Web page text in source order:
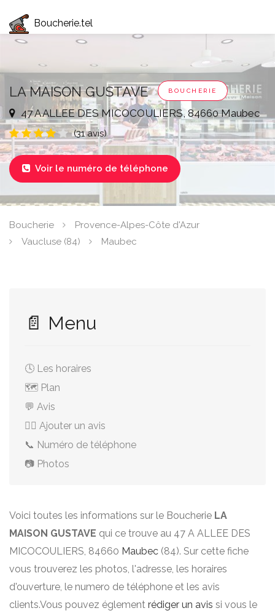
Boucherie.tel
LA MAISON GUSTAVE BOUCHERIE
47 A ALLEE DES MICOCOULIERS, 84660 Maubec
(31 avis)
 Voir le numéro de téléphone
Boucherie
Provence-Alpes-Côte d'Azur
Vaucluse (84)
Maubec
📄 Menu
🕓 Les horaires
🗺️ Plan
💬 Avis
✍🏻 Ajouter un avis
📞 Numéro de téléphone
📷 Photos
Voici toutes les informations sur le Boucherie LA
MAISON GUSTAVE qui ce trouve au 47 A ALLEE DES
MICOCOULIERS, 84660 Maubec (84). Sur cette fiche
vous trouverez les photos, l'adresse, les horaires
d'ouverture, le numero de téléphone et les avis
clients.Vous pouvez églement rédiger un avis si vous le